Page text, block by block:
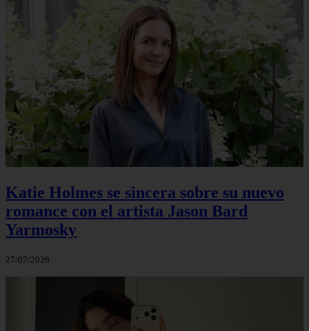
Katie Holmes se sincera sobre su nuevo
romance con el artista Jason Bard
Yarmosky
27/07/2026